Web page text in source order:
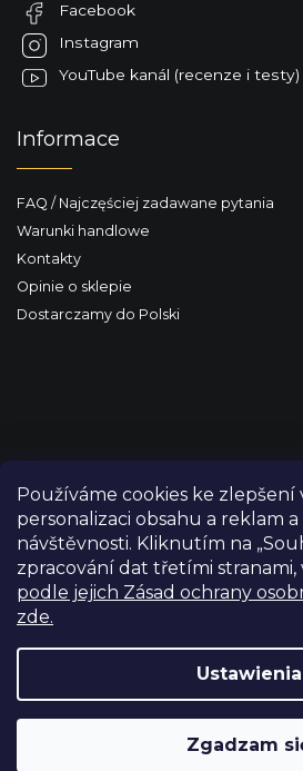
Používáme cookies ke zlepšení
personalizaci obsahu a reklam
návštěvnosti. Kliknutím na
zpracování dat třetími stranami,
podle jejich Zásad ochrany
zde.
Ustawienia
Zgadzam
Facebook
Instagram
YouTube kanál (recenze i testy)
Informace
FAQ / Najczęściej zadawane pytania
Warunki handlowe
Kontakty
Opinie o sklepie
Dostarczamy do Polski
Opracował
zastrzeżone.
Edytuj ustawienia